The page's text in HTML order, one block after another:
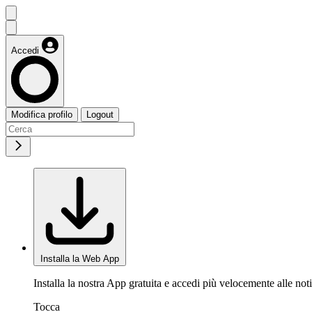
Accedi
Modifica profilo Logout
Installa la Web App
Installa la nostra App gratuita e accedi più velocemente alle
Tocca